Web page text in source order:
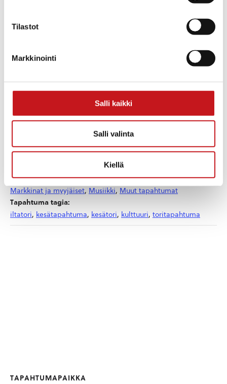
Tilastot
Markkinointi
Salli kaikki
Salli valinta
Kiellä
to 29.7.2021
Aika:
Sarjat:
Tapahtumaluokat:
Markkinat ja myyjäiset, Musiikki, Muut tapahtumat
Tapahtuma tagia:
iltatori, kesätapahtuma, kesätori, kulttuuri, toritapahtuma
TAPAHTUMAPAIKKA